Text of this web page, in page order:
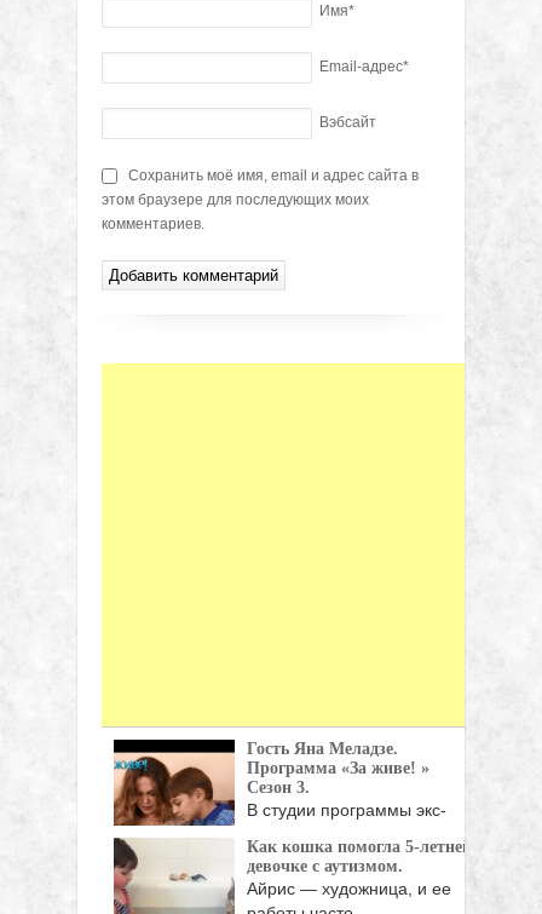
Имя*
Email-адрес*
Вэбсайт
Сохранить моё имя, email и адрес сайта в
этом браузере для последующих моих
комментариев.
Гость Яна Меладзе.
Программа «За живе! »
Сезон 3.
В студии программы экс-
Меладзе рассказала ...
Как кошка помогла 5-летней
девочке с аутизмом.
Айрис — художница, и ее